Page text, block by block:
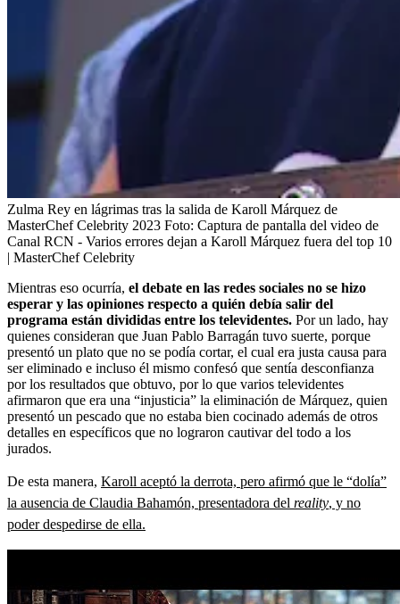
Zulma Rey en lágrimas tras la salida de Karoll Márquez de
MasterChef Celebrity 2023 Foto: Captura de pantalla del video de
Canal RCN - Varios errores dejan a Karoll Márquez fuera del top 10
| MasterChef Celebrity
Mientras eso ocurría, el debate en las redes sociales no se hizo
esperar y las opiniones respecto a quién debía salir del
programa están divididas entre los televidentes. Por un lado, hay
quienes consideran que Juan Pablo Barragán tuvo suerte, porque
presentó un plato que no se podía cortar, el cual era justa causa para
ser eliminado e incluso él mismo confesó que sentía desconfianza
por los resultados que obtuvo, por lo que varios televidentes
afirmaron que era una “injusticia” la eliminación de Márquez, quien
presentó un pescado que no estaba bien cocinado además de otros
detalles en específicos que no lograron cautivar del todo a los
jurados.
De esta manera, Karoll aceptó la derrota, pero afirmó que le “dolía”
la ausencia de Claudia Bahamón, presentadora del reality, y no
poder despedirse de ella.